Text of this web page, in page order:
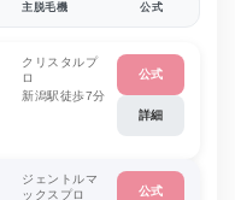
主脱毛機 公式
クリスタルプ
ロ
新潟駅徒歩7分
公式
詳細
ジェントルマ
ックスプロ
公式